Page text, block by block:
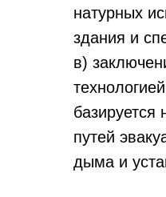
натурных
здания и
в)
путей
дыма и